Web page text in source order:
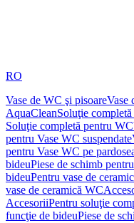
RO
Vase de WC şi pisoareVase
AquaCleanSoluţie
Soluţie completă pentru WC
pentru Vase WC suspendate
pentru Vase WC pe
bideuPiese de schimb
bideuPentru vase de
vase de ceramică WC
AccesoriiPentru soluţie
funcţie de bideuPiese de